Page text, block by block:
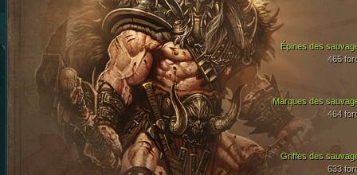
Marques des
464
Griffes des
633
Épines des
465